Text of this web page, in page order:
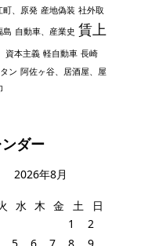
町、原発 産地偽装 社外取
島 自動車、産業史 賃上
資本主義 軽自動車 長崎
ン 阿佐ヶ谷、居酒屋、屋
ダー
2026年8月
水 木 金 土
日
1
2